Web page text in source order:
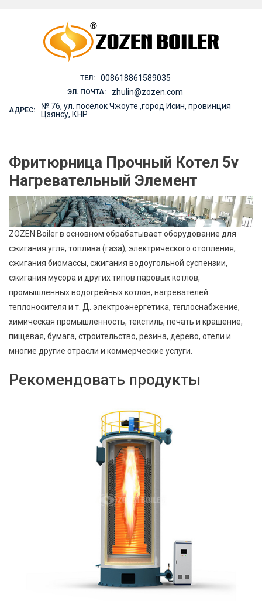
ТЕЛ: 008618861589035
ЭЛ. ПОЧТА: zhulin@zozen.com
АДРЕС:
№ 76, ул. посёлок Чжоуте ,город Исин, провинция
Цзянсу, КНР
Фритюрница Прочный Котел 5v
Нагревательный Элемент
ZOZEN Boiler в основном обрабатывает оборудование для
сжигания угля, топлива (газа), электрического отопления,
сжигания биомассы, сжигания водоугольной суспензии,
сжигания мусора и других типов паровых котлов,
промышленных водогрейных котлов, нагревателей
теплоносителя и т. Д. электроэнергетика, теплоснабжение,
химическая промышленность, текстиль, печать и крашение,
пищевая, бумага, строительство, резина, дерево, отели и
многие другие отрасли и коммерческие услуги.
Рекомендовать продукты